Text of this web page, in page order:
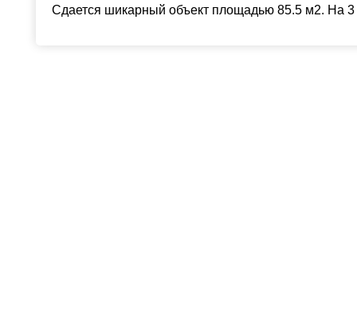
Сдается шикарный объект площадью 85.5 м2. На